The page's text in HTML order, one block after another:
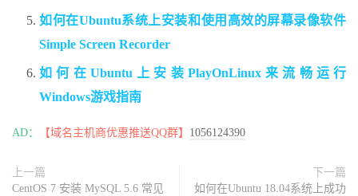
如何在Ubuntu系统上安装和使用高效的屏幕录像软件
Simple Screen Recorder
如何在Ubuntu上安装PlayOnLinux来流畅运行
Windows游戏指南
AD： 【域名主机商优惠推送QQ群】 1056124390
上一篇
CentOS 7 安装 MySQL 5.6 常见
下一篇
如何在Ubuntu 18.04系统上成功